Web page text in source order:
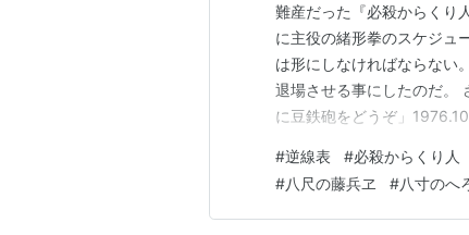
遠山景元は当時の江戸庶
金さん」などでは遠山金四
る。
鳥居耀蔵は「金さん」シ
丸亀での鳥居には昼夜兼行で
難産だった『必殺からくり
に主役の緒形拳のスケジュ
は形にしなければならない
退場させる事にしたのだ。
に豆鉄砲をどうぞ」
指揮した幕閣を狙うスナイ
引き鉄をひくまでが尺をと
#逆線表 #必殺からくり人
#八尺の藤兵ヱ #八寸のへ